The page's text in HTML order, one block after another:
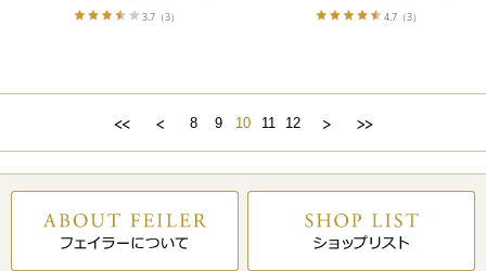
3.7 （3） 4.7（3）
8 9 10 11 12